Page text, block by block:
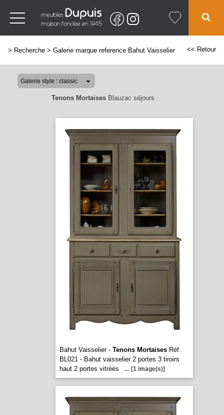
> Recherche > Galerie marque reference Bahut Vaisselier << Retour
Tenons MortaisesBlauzac séjours
Bahut Vaisselier - Tenons MortaisesRéf.
BL021 - Bahut vaisselier 2 portes 3 tiroirs
haut 2 portes vitréés
... [1 image(s)]